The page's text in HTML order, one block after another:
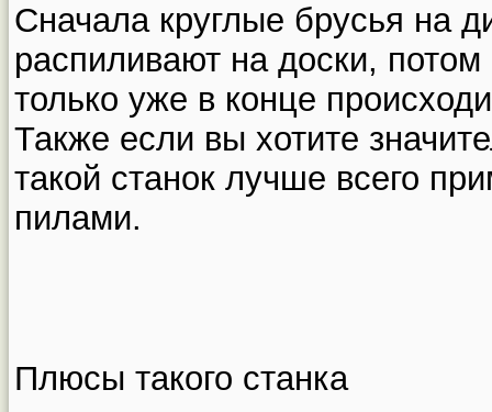
Сначала круглые брусья на
распиливают на доски, потом
только уже в конце
Также если вы хотите
такой станок лучше всего
пилами.
Плюсы такого станка